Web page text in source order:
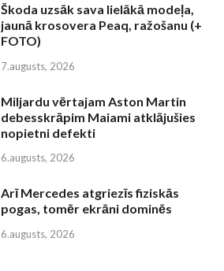
Škoda uzsāk sava lielākā modeļa,
jaunā krosovera Peaq, ražošanu (+
FOTO)
7.augusts, 2026
Miljardu vērtajam Aston Martin
debesskrāpim Maiami atklājušies
nopietni defekti
6.augusts, 2026
Arī Mercedes atgriezīs fiziskās
pogas, tomēr ekrāni dominēs
6.augusts, 2026